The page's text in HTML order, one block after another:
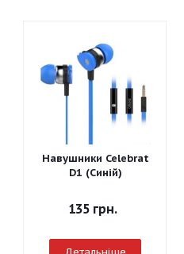
Навушники Celebrat
D1 (Синій)
135грн.